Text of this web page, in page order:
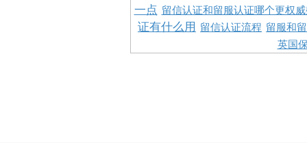
一点 留信认证和留服认证哪个更权
证有什么用 留信认证流程 留服和
英国